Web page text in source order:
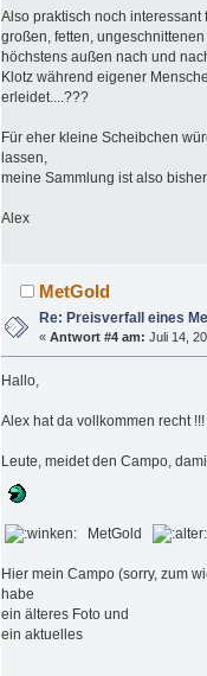
Also praktisch noch
großen, fetten,
höchstens außen nach und
Klotz während eigener
erleidet....???
Für eher kleine Scheibchen
lassen,
meine Sammlung ist also
Alex
MetGold
Re: Preisverfall eines
«Antwort #4 am: Juli 14,
Hallo,
Alex hat da vollkommen recht !!!
Leute, meidet den Campo,
MetGold
Hier mein Campo (sorry, zum
habe
ein älteres Foto und
ein aktuelles